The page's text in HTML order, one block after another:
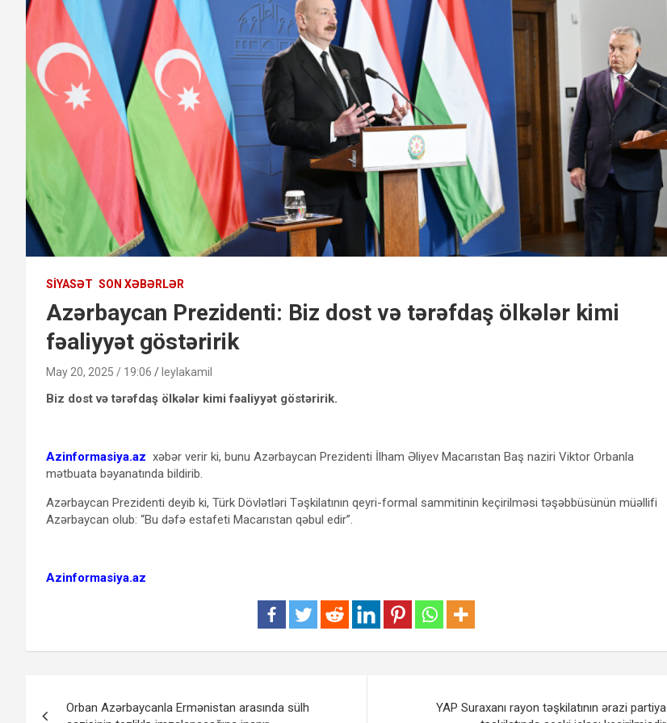
SIYASƏT SON XƏBƏRLƏR
Azərbaycan Prezidenti: Biz dost və tərəfdaş ölkələr kimi
fəaliyyət göstəririk
May 20, 2025 / 19:06 leylakamil
Biz dost və tərəfdaş ölkələr kimi fəaliyyət göstəririk.
Azinformasiya.az xəbər verir ki, bunu Azərbaycan Prezidenti İlham Əliyev Macarıstan Baş naziri Viktor Orbanla
mətbuata bəyanatında bildirib.
Azərbaycan Prezidenti deyib ki, Türk Dövlətləri Təşkilatının qeyri-formal sammitinin keçirilməsi təşəbbüsünün müəllifi
Azərbaycan olub: “Bu dəfə estafeti Macarıstan qəbul edir”.
Azinformasiya.az
Orban Azərbaycanla Ermənistan arasında sülh
YAP Suraxanı rayon təşkilatının ərazi partiya